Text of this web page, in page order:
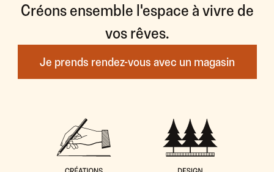
Créons ensemble l'espace à vivre de
vos rêves.
Je prends rendez-vous avec un magasin